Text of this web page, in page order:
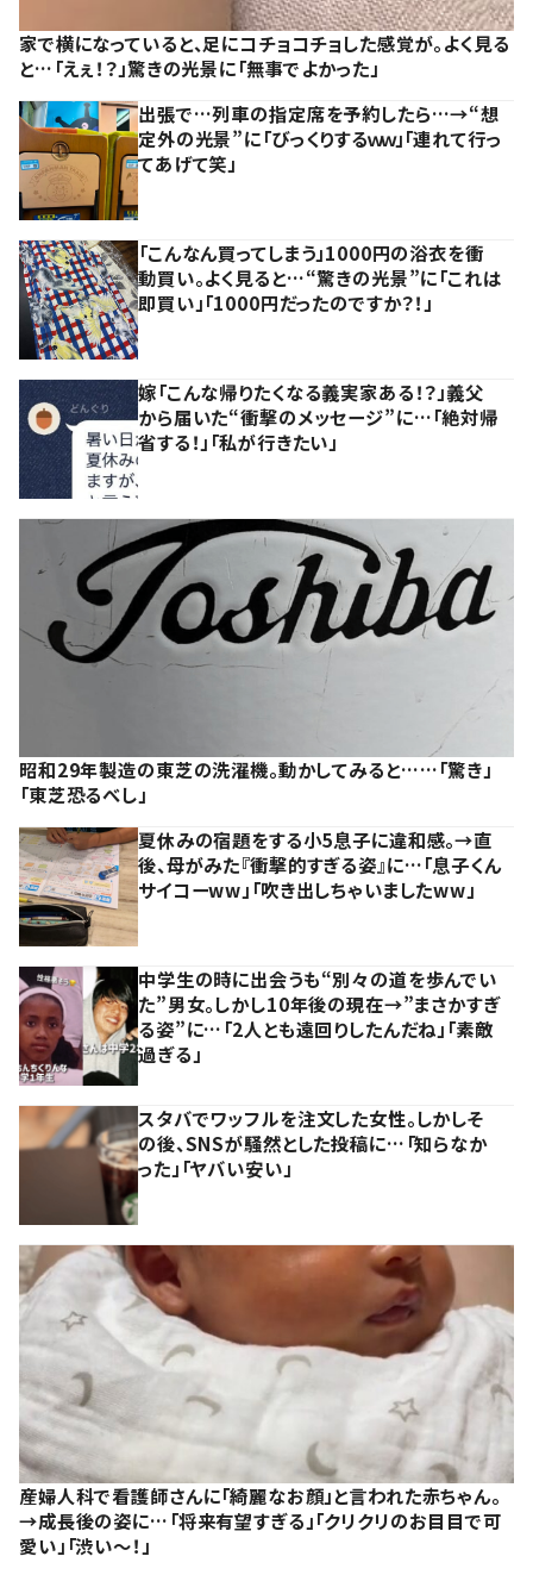
家で横になっていると、足にコチョコチョした感覚が。よく見る
と…「えぇ！？」驚きの光景に「無事でよかった」
出張で…列車の指定席を予約したら…→“想
定外の光景”に「びっくりするｗｗ」「連れて行っ
てあげて笑」
「こんなん買ってしまう」1000円の浴衣を衝
動買い。よく見ると…“驚きの光景”に「これは
即買い」「1000円だったのですか？！」
嫁「こんな帰りたくなる義実家ある！？」義父
から届いた“衝撃のメッセージ”に…「絶対帰
省する！」「私が行きたい」
昭和29年製造の東芝の洗濯機。動かしてみると……「驚き」
「東芝恐るべし」
夏休みの宿題をする小5息子に違和感。→直
後、母がみた『衝撃的すぎる姿』に…「息子くん
サイコーww」「吹き出しちゃいましたww」
中学生の時に出会うも“別々の道を歩んでい
た”男女。しかし10年後の現在→”まさかすぎ
る姿”に…「2人とも遠回りしたんだね」「素敵
過ぎる」
スタバでワッフルを注文した女性。しかしそ
の後、SNSが騒然とした投稿に…「知らなか
った」「ヤバい安い」
産婦人科で看護師さんに「綺麗なお顔」と言われた赤ちゃん。
→成長後の姿に…「将来有望すぎる」「クリクリのお目目で可
愛い」「渋い～！」